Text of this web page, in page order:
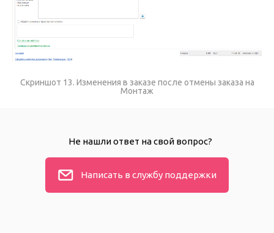
Скриншот 13. Изменения в заказе после отмены заказа на
Монтаж
Написать в службу поддержки
Не нашли ответ на свой вопрос?